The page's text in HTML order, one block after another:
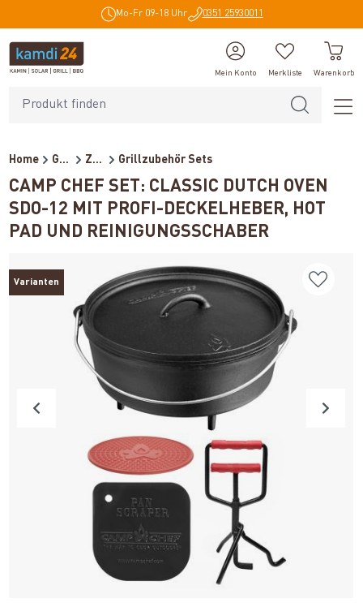
Mo-Fr 09-18 Uhr 0351 25930011
Mein Konto Merkliste Warenkorb
Home Grillzubehör Zubehör Grillzubehör Sets
CAMP CHEF SET: CLASSIC DUTCH OVEN
SDO-12 MIT PROFI-DECKELHEBER, HOT
PAD UND REINIGUNGSSCHABER
Varianten